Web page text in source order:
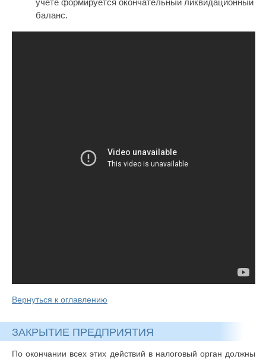
баланс.
Вернуться к оглавлению
ЗАКРЫТИЕ ПРЕДПРИЯТИЯ
По окончании всех этих действий в налоговый орган должны